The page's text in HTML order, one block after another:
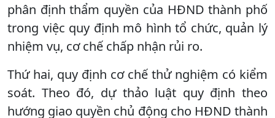
phân định thẩm quyền của HĐND thành phố
trong việc quy định mô hình tổ chức, quản lý
nhiệm vụ, cơ chế chấp nhận rủi ro.
Thứ hai, quy định cơ chế thử nghiệm có kiểm
soát. Theo đó, dự thảo luật quy định theo
hướng giao quyền chủ động cho HĐND thành